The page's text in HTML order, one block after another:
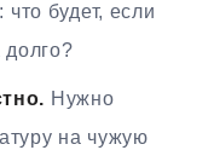
будет, если
Нужно
на чужую